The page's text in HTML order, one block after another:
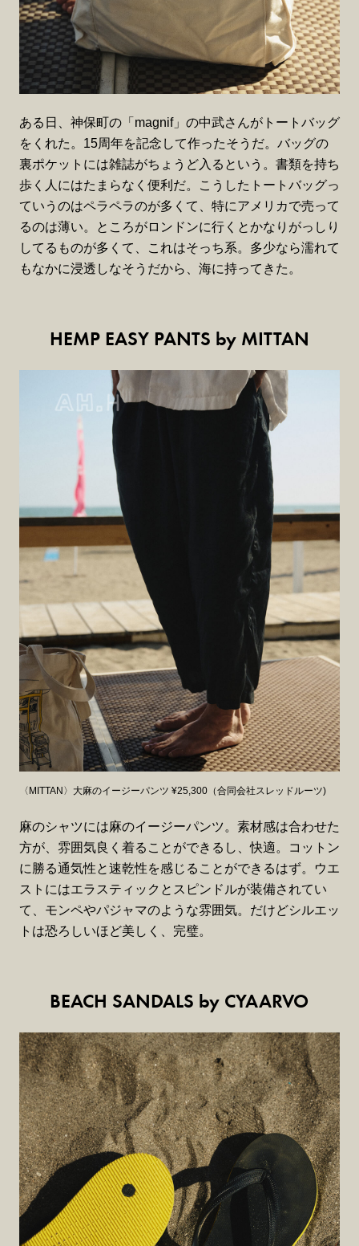
ある日、神保町の「magnif」の中武さんがトートバッグ
をくれた。15周年を記念して作ったそうだ。バッグの
裏ポケットには雑誌がちょうど入るという。書類を持ち
歩く人にはたまらなく便利だ。こうしたトートバッグっ
ていうのはペラペラのが多くて、特にアメリカで売って
るのは薄い。ところがロンドンに行くとかなりがっしり
してるものが多くて、これはそっち系。多少なら濡れて
もなかに浸透しなそうだから、海に持ってきた。
HEMP EASY PANTS by MITTAN
〈MITTAN〉大麻のイージーパンツ ¥25,300（合同会社スレッドルーツ)
麻のシャツには麻のイージーパンツ。素材感は合わせた
方が、雰囲気良く着ることができるし、快適。コットン
に勝る通気性と速乾性を感じることができるはず。ウエ
ストにはエラスティックとスピンドルが装備されてい
て、モンペやパジャマのような雰囲気。だけどシルエッ
トは恐ろしいほど美しく、完璧。
BEACH SANDALS by CYAARVO